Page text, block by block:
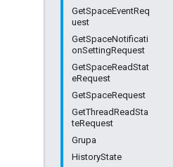
GetSpaceEventReq
uest
GetSpaceNotificati
onSettingRequest
GetSpaceReadStat
eRequest
GetSpaceRequest
GetThreadReadSta
teRequest
Grupa
HistoryState